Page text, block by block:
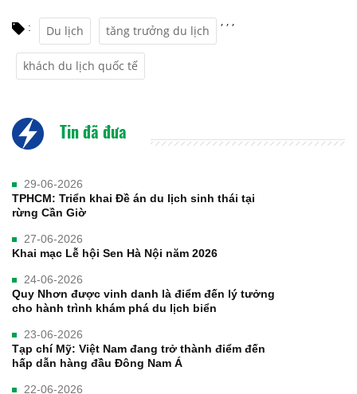
: Du lịch
,
tăng trưởng du lịch
,
khách du lịch quốc tế
,
Tin đã đưa
29-06-2026
TPHCM: Triển khai Đề án du lịch sinh thái tại
rừng Cần Giờ
27-06-2026
Khai mạc Lễ hội Sen Hà Nội năm 2026
24-06-2026
Quy Nhơn được vinh danh là điểm đến lý tưởng
cho hành trình khám phá du lịch biển
23-06-2026
Tạp chí Mỹ: Việt Nam đang trở thành điểm đến
hấp dẫn hàng đầu Đông Nam Á
22-06-2026